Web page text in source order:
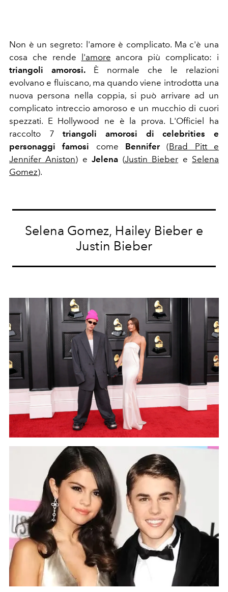
Non è un segreto: l'amore è complicato. Ma c'è una
cosa che rende l'amore ancora più complicato: i
triangoli amorosi. È normale che le relazioni
evolvano e fluiscano, ma quando viene introdotta una
nuova persona nella coppia, si può arrivare ad un
complicato intreccio amoroso e un mucchio di cuori
spezzati. E Hollywood ne è la prova. L'Officiel ha
raccolto 7 triangoli amorosi di celebrities e
personaggi famosi come Bennifer(Brad Pitt e
Jennifer Aniston) eJelena (Justin Bieber e Selena
Gomez).
Selena Gomez, Hailey Bieber e
Justin Bieber